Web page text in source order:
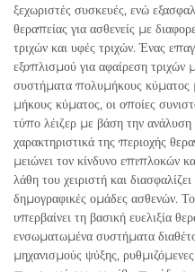
ξεχωριστές συσκευές, ενώ
θεραπείας για ασθενείς με
τριχών και υφές τριχών. Ένας
εξοπλισμού για αφαίρεση τριχών
συστήματα πολυμήκους κύματος
μήκους κύματος, οι οποίες
τύπο λέιζερ με βάση την
χαρακτηριστικά της περιοχής
μειώνει τον κίνδυνο επιπλοκών
λάθη του χειριστή και
δημογραφικές ομάδες ασθενών.
υπερβαίνει τη βασική ευελιξία
ενσωματωμένα συστήματα
μηχανισμούς ψύξης,